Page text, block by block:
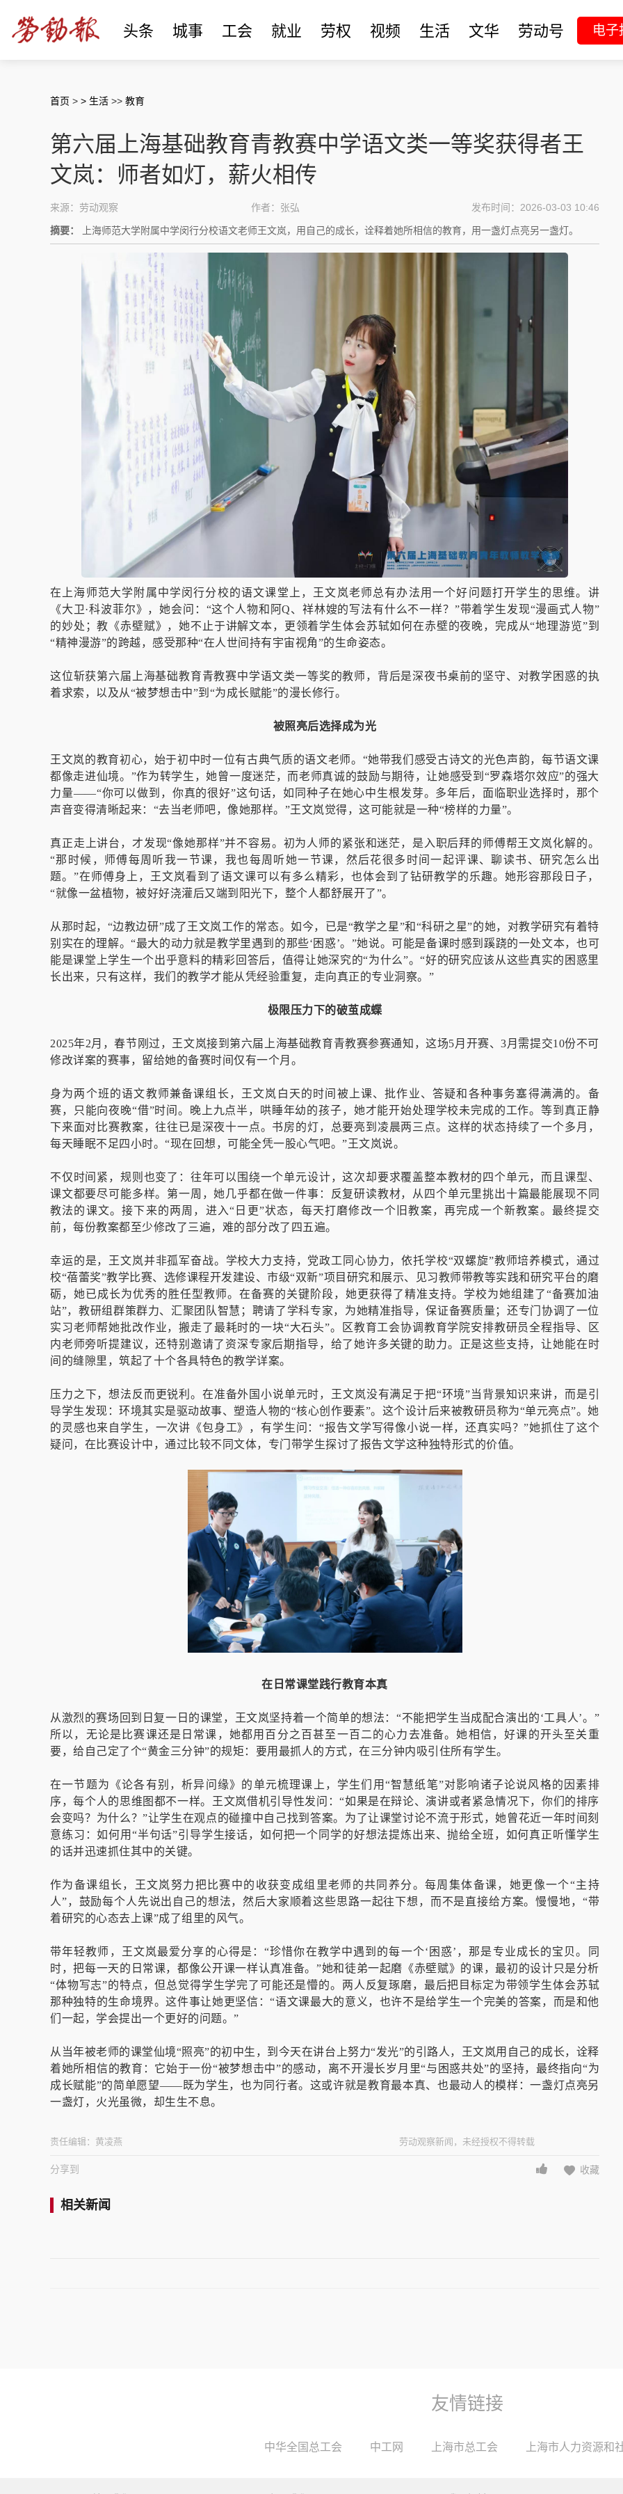
头条 城事 工会 就业 劳权 视频 生活 文华 劳动号 电子
首页 > > 生活 >> 教育
第六届上海基础教育青教赛中学语文类一等奖获得者王
文岚：师者如灯，薪火相传
来源：劳动观察 作者：张弘 发布时间：2026-03-03 10:46
摘要： 上海师范大学附属中学闵行分校语文老师王文岚，用自己的成长，诠释着她所相信的教育，用一盏灯点亮另一盏灯。
在上海师范大学附属中学闵行分校的语文课堂上，王文岚老师总有办法用一个好问题打开学生的思维。讲
《大卫·科波菲尔》，她会问：“这个人物和阿Q、祥林嫂的写法有什么不一样？”带着学生发现“漫画式人物”
的妙处；教《赤壁赋》，她不止于讲解文本，更领着学生体会苏轼如何在赤壁的夜晚，完成从“地理游览”到
“精神漫游”的跨越，感受那种“在人世间持有宇宙视角”的生命姿态。
这位斩获第六届上海基础教育青教赛中学语文类一等奖的教师，背后是深夜书桌前的坚守、对教学困惑的执
着求索，以及从“被梦想击中”到“为成长赋能”的漫长修行。
被照亮后选择成为光
王文岚的教育初心，始于初中时一位有古典气质的语文老师。“她带我们感受古诗文的光色声韵，每节语文课
都像走进仙境。”作为转学生，她曾一度迷茫，而老师真诚的鼓励与期待，让她感受到“罗森塔尔效应”的强大
力量——“你可以做到，你真的很好”这句话，如同种子在她心中生根发芽。多年后，面临职业选择时，那个
声音变得清晰起来：“去当老师吧，像她那样。”王文岚觉得，这可能就是一种“榜样的力量”。
真正走上讲台，才发现“像她那样”并不容易。初为人师的紧张和迷茫，是入职后拜的师傅帮王文岚化解的。
“那时候，师傅每周听我一节课，我也每周听她一节课，然后花很多时间一起评课、聊读书、研究怎么出
题。”在师傅身上，王文岚看到了语文课可以有多么精彩，也体会到了钻研教学的乐趣。她形容那段日子，
“就像一盆植物，被好好浇灌后又端到阳光下，整个人都舒展开了”。
从那时起，“边教边研”成了王文岚工作的常态。如今，已是“教学之星”和“科研之星”的她，对教学研究有着特
别实在的理解。“最大的动力就是教学里遇到的那些‘困惑’。”她说。可能是备课时感到蹊跷的一处文本，也可
能是课堂上学生一个出乎意料的精彩回答后，值得让她深究的“为什么”。“好的研究应该从这些真实的困惑里
长出来，只有这样，我们的教学才能从凭经验重复，走向真正的专业洞察。”
极限压力下的破茧成蝶
2025年2月，春节刚过，王文岚接到第六届上海基础教育青教赛参赛通知，这场5月开赛、3月需提交10份不可
修改详案的赛事，留给她的备赛时间仅有一个月。
身为两个班的语文教师兼备课组长，王文岚白天的时间被上课、批作业、答疑和各种事务塞得满满的。备
赛，只能向夜晚“借”时间。晚上九点半，哄睡年幼的孩子，她才能开始处理学校未完成的工作。等到真正静
下来面对比赛教案，往往已是深夜十一点。书房的灯，总要亮到凌晨两三点。这样的状态持续了一个多月，
每天睡眠不足四小时。“现在回想，可能全凭一股心气吧。”王文岚说。
不仅时间紧，规则也变了：往年可以围绕一个单元设计，这次却要求覆盖整本教材的四个单元，而且课型、
课文都要尽可能多样。第一周，她几乎都在做一件事：反复研读教材，从四个单元里挑出十篇最能展现不同
教法的课文。接下来的两周，进入“日更”状态，每天打磨修改一个旧教案，再完成一个新教案。最终提交
前，每份教案都至少修改了三遍，难的部分改了四五遍。
幸运的是，王文岚并非孤军奋战。学校大力支持，党政工同心协力，依托学校“双螺旋”教师培养模式，通过
校“蓓蕾奖”教学比赛、选修课程开发建设、市级“双新”项目研究和展示、见习教师带教等实践和研究平台的磨
砺，她已成长为优秀的胜任型教师。在备赛的关键阶段，她更获得了精准支持。学校为她组建了“备赛加油
站”，教研组群策群力、汇聚团队智慧；聘请了学科专家，为她精准指导，保证备赛质量；还专门协调了一位
实习老师帮她批改作业，搬走了最耗时的一块“大石头”。区教育工会协调教育学院安排教研员全程指导、区
内老师旁听提建议，还特别邀请了资深专家后期指导，给了她许多关键的助力。正是这些支持，让她能在时
间的缝隙里，筑起了十个各具特色的教学详案。
压力之下，想法反而更锐利。在准备外国小说单元时，王文岚没有满足于把“环境”当背景知识来讲，而是引
导学生发现：环境其实是驱动故事、塑造人物的“核心创作要素”。这个设计后来被教研员称为“单元亮点”。她
的灵感也来自学生，一次讲《包身工》，有学生问：“报告文学写得像小说一样，还真实吗？”她抓住了这个
疑问，在比赛设计中，通过比较不同文体，专门带学生探讨了报告文学这种独特形式的价值。
在日常课堂践行教育本真
从激烈的赛场回到日复一日的课堂，王文岚坚持着一个简单的想法：“不能把学生当成配合演出的‘工具人’。”
所以，无论是比赛课还是日常课，她都用百分之百甚至一百二的心力去准备。她相信，好课的开头至关重
要，给自己定了个“黄金三分钟”的规矩：要用最抓人的方式，在三分钟内吸引住所有学生。
在一节题为《论各有别，析异问缘》的单元梳理课上，学生们用“智慧纸笔”对影响诸子论说风格的因素排
序，每个人的思维图都不一样。王文岚借机引导性发问：“如果是在辩论、演讲或者紧急情况下，你们的排序
会变吗？为什么？”让学生在观点的碰撞中自己找到答案。为了让课堂讨论不流于形式，她曾花近一年时间刻
意练习：如何用“半句话”引导学生接话，如何把一个同学的好想法提炼出来、抛给全班，如何真正听懂学生
的话并迅速抓住其中的关键。
作为备课组长，王文岚努力把比赛中的收获变成组里老师的共同养分。每周集体备课，她更像一个“主持
人”，鼓励每个人先说出自己的想法，然后大家顺着这些思路一起往下想，而不是直接给方案。慢慢地，“带
着研究的心态去上课”成了组里的风气。
带年轻教师，王文岚最爱分享的心得是：“珍惜你在教学中遇到的每一个‘困惑’，那是专业成长的宝贝。同
时，把每一天的日常课，都像公开课一样认真准备。”她和徒弟一起磨《赤壁赋》的课，最初的设计只是分析
“体物写志”的特点，但总觉得学生学完了可能还是懵的。两人反复琢磨，最后把目标定为带领学生体会苏轼
那种独特的生命境界。这件事让她更坚信：“语文课最大的意义，也许不是给学生一个完美的答案，而是和他
们一起，学会提出一个更好的问题。”
从当年被老师的课堂仙境“照亮”的初中生，到今天在讲台上努力“发光”的引路人，王文岚用自己的成长，诠释
着她所相信的教育：它始于一份“被梦想击中”的感动，离不开漫长岁月里“与困惑共处”的坚持，最终指向“为
成长赋能”的简单愿望——既为学生，也为同行者。这或许就是教育最本真、也最动人的模样：一盏灯点亮另
一盏灯，火光虽微，却生生不息。
责任编辑： 黄凌燕 劳动观察新闻，未经授权不得转载
分享到 收藏
相关新闻
友情链接
中华全国总工会 中工网 上海市总工会 上海市人力资源和